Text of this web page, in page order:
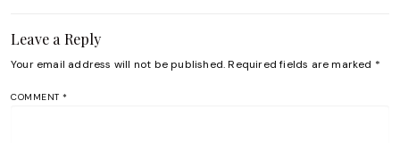
Leave a Reply
Your email address will not be published. Required fields are marked *
COMMENT *